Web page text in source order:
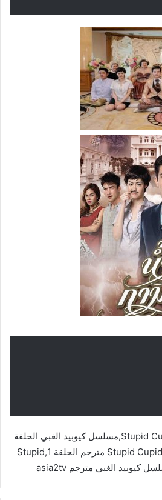
مسلسل كيوبيد الغبي,Stupid Cupid,مسلسل كيوبيد الغبي الحلقة
1,Stupid Cupid مترجم,Stupid Cupid مترجم الحلقة 1,Stupid